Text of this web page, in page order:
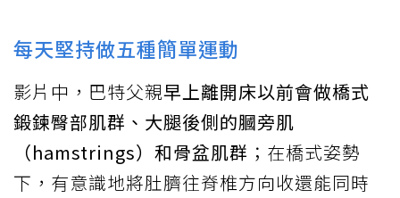
每天堅持做五種簡單運動
影片中，巴特父親早上離開床以前會做橋式
鍛鍊臀部肌群、大腿後側的膕旁肌
（hamstrings）和骨盆肌群 ；在橋式姿勢
下，有意識地將肚臍往脊椎方向收還能同時